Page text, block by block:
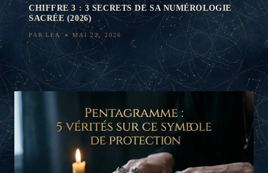
CHIFFRE 3 : 3 SECRETS DE SA NUMÉROLOGIE
SACRÉE (2026)
PAR LEA MAI 22, 2026